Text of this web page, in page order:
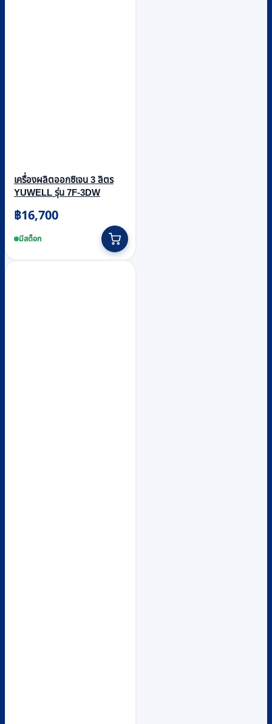
เครื่องผลิตออกซิเจน 3 ลิตร
YUWELL รุ่น 7F-3DW
฿16,700
มีสต็อก